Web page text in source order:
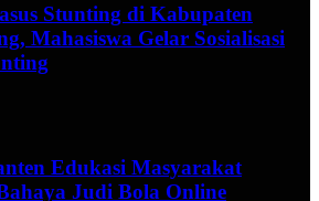
Stunting di Kabupaten
Mahasiswa Gelar Sosialisasi
Edukasi Masyarakat
Judi Bola Online